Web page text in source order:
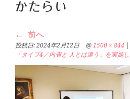
かたらい
前へ
投稿日:2024年2月12日 @1500 × 844
「タイプ4／内省と 人とは違う」を実施し